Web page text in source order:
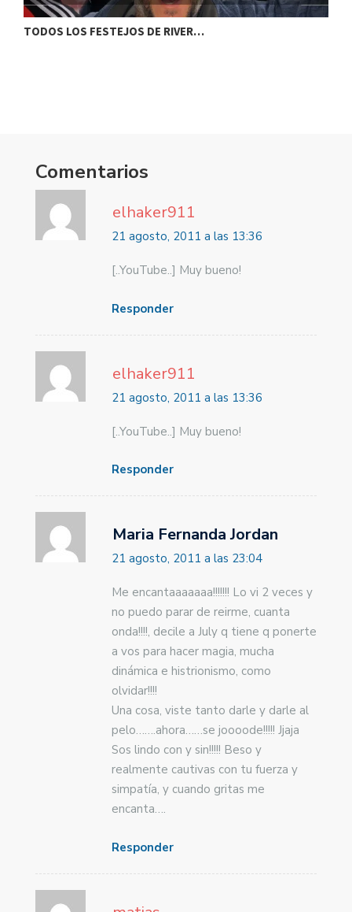
TODOS LOS FESTEJOS DE RIVER…
Comentarios
elhaker911
21 agosto, 2011 a las 13:36
[..YouTube..] Muy bueno!
Responder
elhaker911
21 agosto, 2011 a las 13:36
[..YouTube..] Muy bueno!
Responder
Maria Fernanda Jordan
21 agosto, 2011 a las 23:04
Me encantaaaaaaa!!!!!!! Lo vi 2 veces y
no puedo parar de reirme, cuanta
onda!!!!, decile a July q tiene q ponerte
a vos para hacer magia, mucha
dinámica e histrionismo, como
olvidar!!!!
Una cosa, viste tanto darle y darle al
pelo…….ahora……se joooode!!!!! Jjaja
Sos lindo con y sin!!!!! Beso y
realmente cautivas con tu fuerza y
simpatía, y cuando gritas me
encanta….
Responder